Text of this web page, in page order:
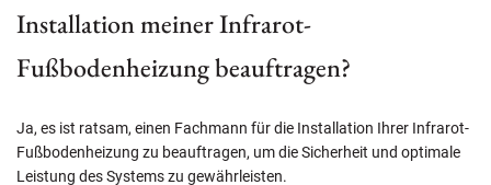
Installation meiner Infrarot-
Fußbodenheizung beauftragen?
Ja, es ist ratsam, einen Fachmann für die Installation Ihrer Infrarot-
Fußbodenheizung zu beauftragen, um die Sicherheit und optimale
Leistung des Systems zu gewährleisten.